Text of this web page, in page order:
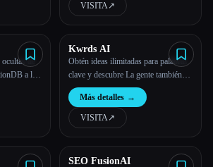
VISITA↗︎
de
a la
Kwrds AI
Obtén ideas ilimitadas para palabras
clave y descubre La gente también
hace preguntas con kwrds.ai
Más detalles →
VISITA↗︎
SEO FusionAI